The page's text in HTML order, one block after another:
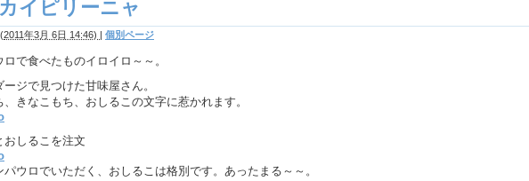
イピリーニャ
(2011年3月 6日 14:46) 個別ページ
ロで食べたものイロイロ～～。
ージで見つけた甘味屋さん。
、きなこもち、おしるこの文字に惹かれます。
おしるこを注文
パウロでいただく、おしるこは格別です。あったまる～～。